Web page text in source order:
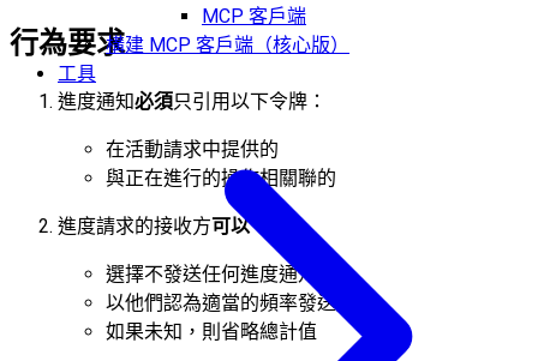
MCP 客戶端
構建 MCP 客戶端（核心版）
工具
行為要求
進度通知必須只引用以下令牌：
在活動請求中提供的
與正在進行的操作相關聯的
進度請求的接收方可以：
選擇不發送任何進度通知
以他們認為適當的頻率發送通知
如果未知，則省略總計值